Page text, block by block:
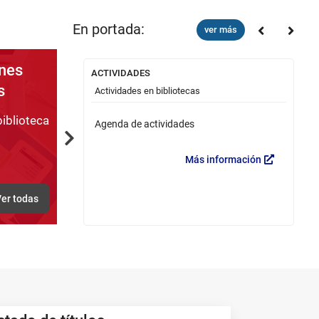
todas
Next
En portada: ver más
de
ACTIVIDADES
Actividades en bibliotecas
Agenda de actividades
Más información